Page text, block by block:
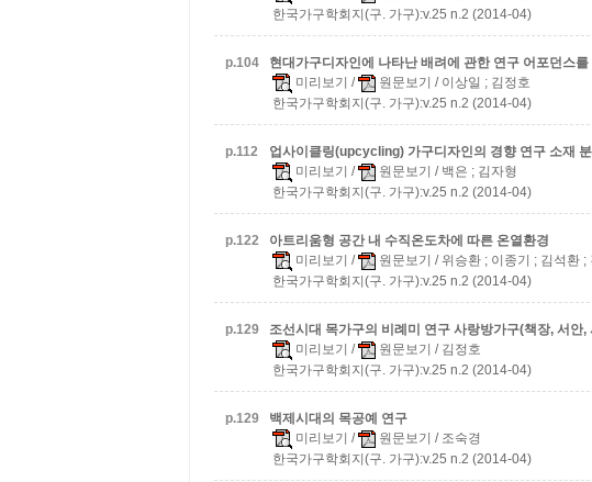
한국가구학회지(구. 가구):v.25 n.2 (2014-04)
p.104 현대가구디자인에 나타난 배려에 관한 연구 어포던스
미리보기 / 원문보기 / 이상일 ; 김정호
한국가구학회지(구. 가구):v.25 n.2 (2014-04)
p.112 업사이클링(upcycling) 가구디자인의 경향 연구 소재
미리보기 / 원문보기 / 백은 ; 김자형
한국가구학회지(구. 가구):v.25 n.2 (2014-04)
p.122
아트리움형 공간 내 수직온도차에 따른 온열환경
미리보기 / 원문보기 / 위승환 ; 이종기 ; 김석환
한국가구학회지(구. 가구):v.25 n.2 (2014-04)
p.129 조선시대 목가구의 비례미 연구 사랑방가구(책장, 서안,
미리보기 / 원문보기 / 김정호
한국가구학회지(구. 가구):v.25 n.2 (2014-04)
p.129
백제시대의 목공예 연구
미리보기 / 원문보기 / 조숙경
한국가구학회지(구. 가구):v.25 n.2 (2014-04)